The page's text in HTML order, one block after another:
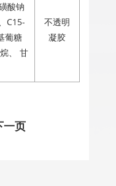
酸钠
C15-
葡糖
、 甘
不透明
凝胶
一页